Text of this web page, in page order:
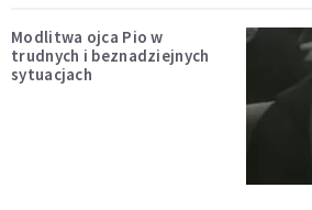
Modlitwa ojca Pio w
trudnych i beznadziejnych
sytuacjach